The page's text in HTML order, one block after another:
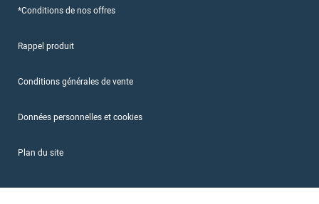
*Conditions de nos offres
Rappel produit
Conditions générales de vente
Données personnelles et cookies
Plan du site